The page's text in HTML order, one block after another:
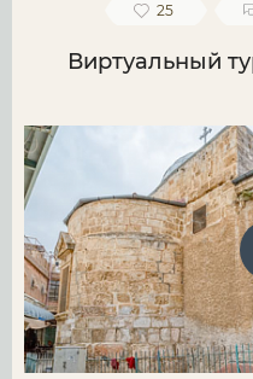
25
Виртуальный